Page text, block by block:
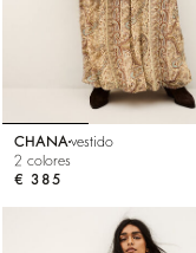
CHANA vestido
2 colores
€ 385